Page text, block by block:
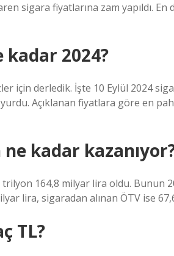
sigara fiyatlarına zam yapıldı.
kadar 2024?
için derledik. İşte 10 Eylül 2024
Açıklanan fiyatlara göre en
kadar
164,8 milyar lira oldu. Bunun
lira, sigaradan alınan ÖTV ise
TL?